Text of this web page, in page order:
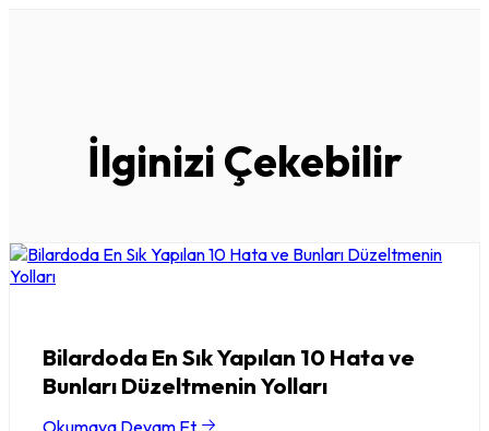
İlginizi Çekebilir
Bilardoda En Sık Yapılan 10 Hata ve
Bunları Düzeltmenin Yolları
Okumaya Devam Et